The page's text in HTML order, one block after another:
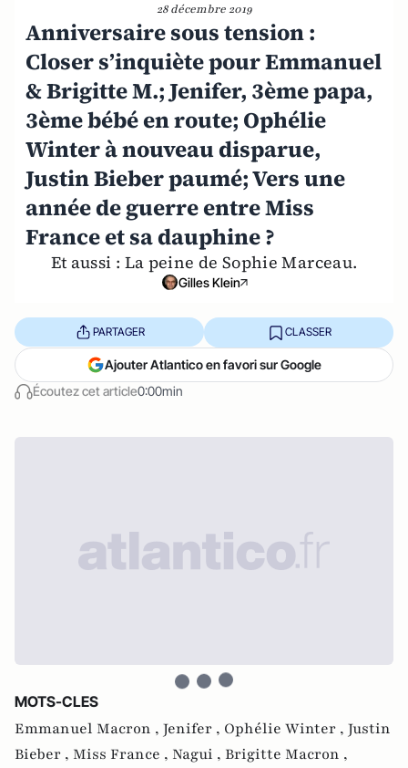
28 décembre 2019
Anniversaire sous tension :
Closer s’inquiète pour Emmanuel
& Brigitte M.; ‪Jenifer, 3ème papa,
3ème bébé en route; Ophélie
Winter à nouveau disparue,
Justin Bieber paumé; Vers une
année de guerre entre Miss
France et sa dauphine ?‬
Et aussi : La peine de Sophie Marceau.
Gilles Klein
Écoutez cet article0:00min
PARTAGER CLASSER
Ajouter Atlantico en favori sur Google
MOTS-CLES
Emmanuel Macron , Jenifer , Ophélie Winter , Justin
Bieber , Miss France , Nagui , Brigitte Macron ,